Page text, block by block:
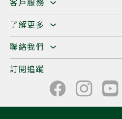
客戶服務
了解更多
聯絡我們
訂閱追蹤